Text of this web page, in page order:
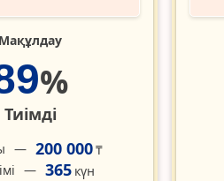
Мақұлдау
%
Тиімді
200 000₸
365 күн